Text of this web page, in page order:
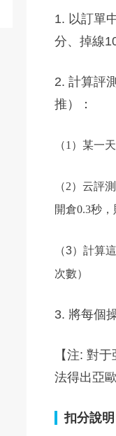
1. 以訂單
分、掉線
2. 計算評
推）：
（1）某一
（2）云評
開倉0.3秒
（3）計算
次數）
3. 將每個
【注: 對
法得出亞
扣分說